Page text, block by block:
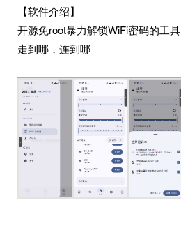
【软件介绍】
开源免root暴力解锁WiFi密码的工
走到哪，连到哪